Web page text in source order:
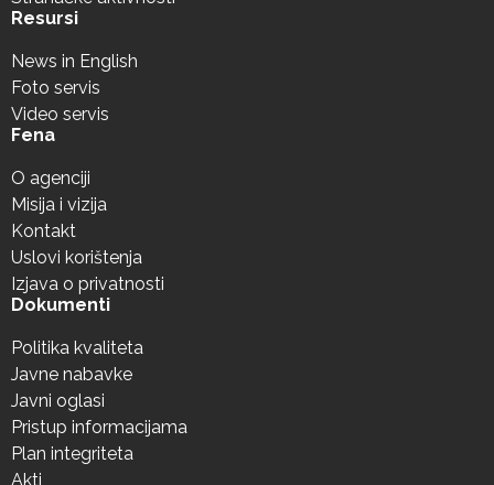
Resursi
News in English
Foto servis
Video servis
Fena
O agenciji
Misija i vizija
Kontakt
Uslovi korištenja
Izjava o privatnosti
Dokumenti
Politika kvaliteta
Javne nabavke
Javni oglasi
Pristup informacijama
Plan integriteta
Akti